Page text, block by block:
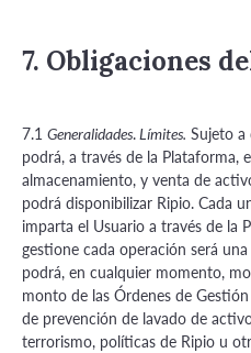
7. Obligaciones
7.1 Generalidades.Límites. Sujeto a
podrá, a través de la Plataforma,
almacenamiento, y venta de
podrá disponibilizar Ripio. Cada
imparta el Usuario a través de la
gestione cada operación será
podrá, en cualquier momento,
monto de las Órdenes de
de prevención de lavado de
terrorismo, políticas de Ripio u